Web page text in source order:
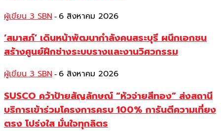
ผู้เขียน 3 SBN - 6 สิงหาคม 2026
‘สมาสภ์’ เดินหน้าพัฒนากำลังคนสระบุรี ผนึกเอกชน
สร้างศูนย์ฝึกช่างระบบรางและงานวิศวกรรม
ผู้เขียน 3 SBN - 6 สิงหาคม 2026
SUSCO คว้าป้ายสัญลักษณ์ “หัวจ่ายสีทอง” ส่งสถานี
บริการเข้าร่วมโครงการครบ 100% การันตีความเที่ยง
ตรง โปร่งใส มั่นใจทุกลิตร